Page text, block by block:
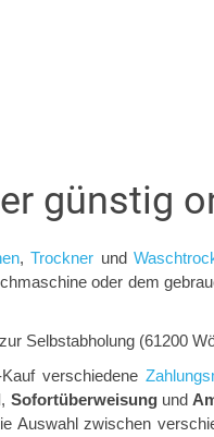
günstig
,Trockner und
oder dem
Selbstabholung (61200
verschiedene
, Sofortüberweisung und
Auswahl zwischen